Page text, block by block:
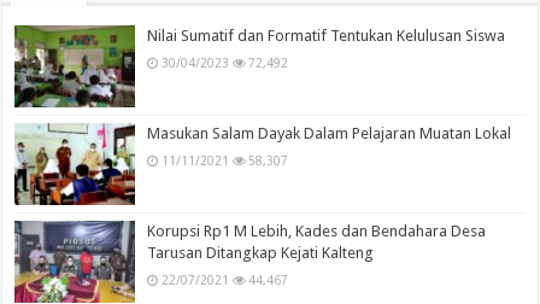
Nilai Sumatif dan Formatif Tentukan Kelulusan Siswa
30/04/2023 72,492
Masukan Salam Dayak Dalam Pelajaran Muatan Lokal
11/11/2021 58,307
Korupsi Rp1 M Lebih, Kades dan Bendahara Desa
Tarusan Ditangkap Kejati Kalteng
22/07/2021 44,467